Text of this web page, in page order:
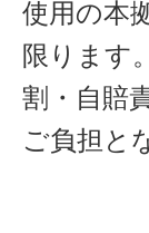
使用の本
限ります
割・自賠
ご負担と